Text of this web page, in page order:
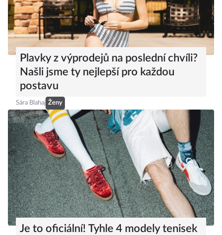
Plavky z výprodejů na poslední chvíli?
Našli jsme ty nejlepší pro každou
postavu
Sára Blahaj Ženy
Je to oficiální! Tyhle 4 modely tenisek